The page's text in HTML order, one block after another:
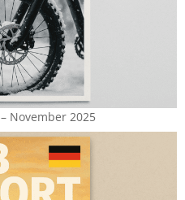
– November 2025